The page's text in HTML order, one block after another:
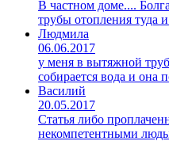
В частном доме....
трубы отопления туда
Людмила
06.06.2017
у меня в вытяжной
собирается вода и она
Василий
20.05.2017
Статья либо
некомпетентными